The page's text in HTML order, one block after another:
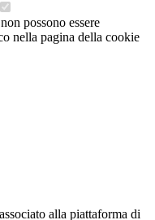
possono essere
nella pagina della cookie
alla piattaforma di